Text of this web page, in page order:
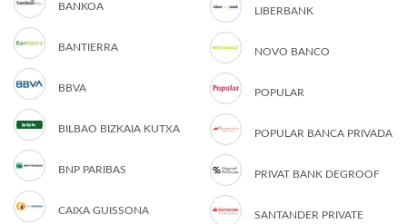
BANKOA
BANTIERRA
BBVA
BILBAO BIZKAIA KUTXA
BNP PARIBAS
CAIXA GUISSONA
LIBERBANK
NOVO BANCO
POPULAR
POPULAR BANCA PRIVADA
PRIVAT BANK DEGROOF
SANTANDER PRIVATE